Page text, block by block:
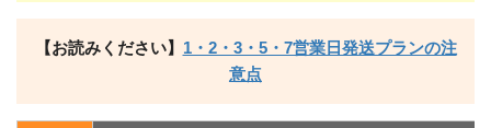
【お読みください】 1・2・3・5・7営業日発送プランの注
意点